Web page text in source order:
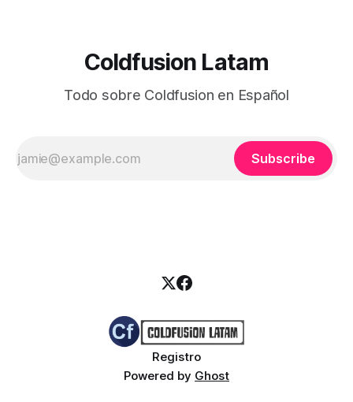
Coldfusion Latam
Todo sobre Coldfusion en Español
Subscribe
Registro
Powered by Ghost